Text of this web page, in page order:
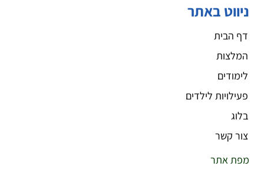
ניווט באתר
דף הבית
המלצות
לימודים
פעילויות לילדים
בלוג
צור קשר
מפת אתר